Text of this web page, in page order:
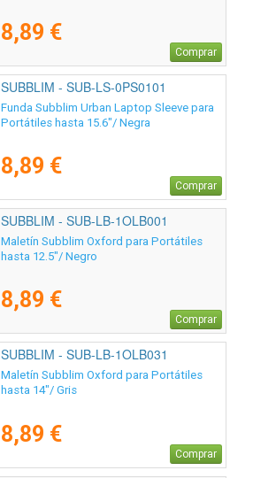
8,89 €
Comprar
SUBBLIM - SUB-LS-0PS0101
Funda Subblim Urban Laptop Sleeve para
Portátiles hasta 15.6"/ Negra
8,89 €
Comprar
SUBBLIM - SUB-LB-1OLB001
Maletín Subblim Oxford para Portátiles
hasta 12.5"/ Negro
8,89 €
Comprar
SUBBLIM - SUB-LB-1OLB031
Maletín Subblim Oxford para Portátiles
hasta 14"/ Gris
8,89 €
Comprar